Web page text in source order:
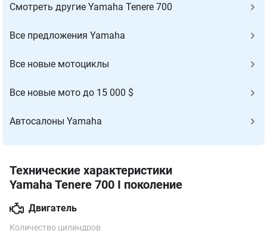
Cмотреть другие Yamaha Tenere 700
Все предложения Yamaha
Все новые мотоциклы
Все новые мото до 15 000 $
Автосалоны Yamaha
Технические характеристики
Yamaha Tenere 700 I поколение
Двигатель
Количество цилиндров